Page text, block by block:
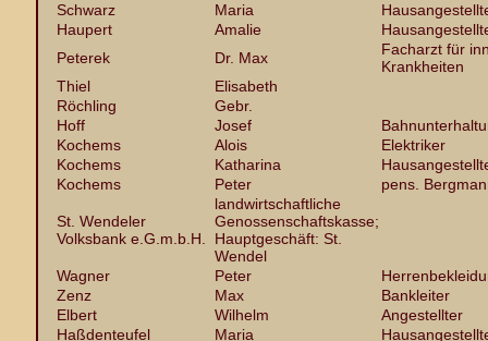
Schwarz
Maria
Haupert
Amalie
Peterek
Dr. Max
Facharzt für
Krankheiten
Thiel
Elisabeth
Röchling
Gebr.
Hoff
Josef
Kochems
Alois
Elektriker
Kochems
Katharina
Kochems
Peter pens.
St. Wendeler
Volksbank e.G.m.b.H.
landwirtschaftliche
Genossenschaftskasse;
Hauptgeschäft: St.
Wendel
Wagner
Peter
Zenz
Max
Bankleiter
Elbert
Wilhelm
Angestellter
Haßdenteufel
Maria